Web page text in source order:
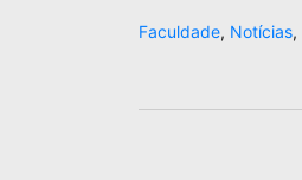
Faculdade, Notícias,